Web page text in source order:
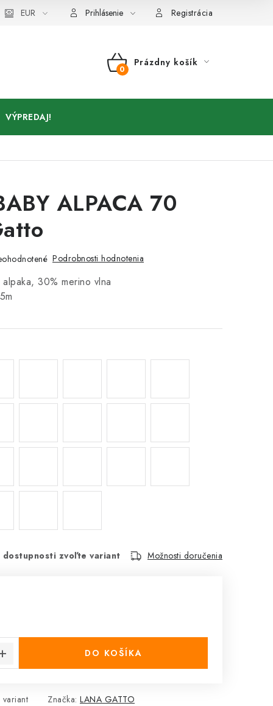
EUR Prihlásenie Registrácia
NÁKUPNÝ
Prázdny košík
VÝPREDAJ!
ALPACA 70
Podrobnosti hodnotenia
30% merino vlna
zvoľte variant Možnosti doručenia
DO KOŠÍKA
variant Značka: LANA GATTO